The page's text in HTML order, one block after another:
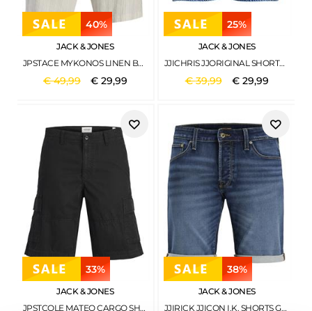
40%
JACK & JONES
JPSTACE MYKONOS LINEN BLEND SHORTS SRT MOONBEAM
€49,99 € 29,99
25%
JACK & JONES
JJICHRIS JJORIGINAL SHORTS CJ 620 SN BLUE DENIM
€39,99 € 29,99
33%
JACK & JONES
JPSTCOLE MATEO CARGO SHORT MID SN BLACK
38%
JACK & JONES
JJIRICK JJICON I.K. SHORTS GE 132 SN BLUE DENIM